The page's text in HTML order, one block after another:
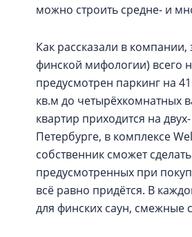
можно строить средне- и
Как рассказали в
финской мифологии) всего
предусмотрен паркинг на
кв.м до четырёхкомнатных
квартир приходится на
Петербурге, в комплексе
собственник сможет
предусмотренных при
всё равно придётся. В
для финских саун, смежные